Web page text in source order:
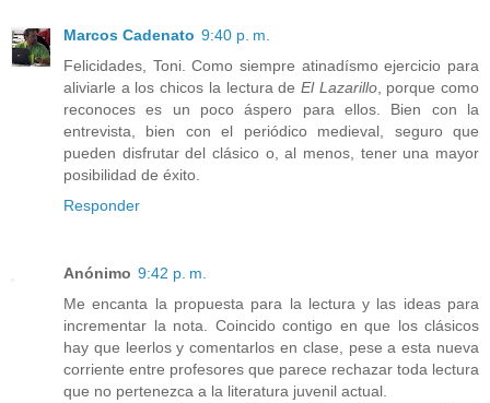
Marcos Cadenato 9:40 p. m.
Felicidades, Toni. Como siempre atinadísmo ejercicio para
aliviarle a los chicos la lectura de El Lazarillo, porque como
reconoces es un poco áspero para ellos. Bien con la
entrevista, bien con el periódico medieval, seguro que
pueden disfrutar del clásico o, al menos, tener una mayor
posibilidad de éxito.
Responder
Anónimo 9:42 p. m.
Me encanta la propuesta para la lectura y las ideas para
incrementar la nota. Coincido contigo en que los clásicos
hay que leerlos y comentarlos en clase, pese a esta nueva
corriente entre profesores que parece rechazar toda lectura
que no pertenezca a la literatura juvenil actual.